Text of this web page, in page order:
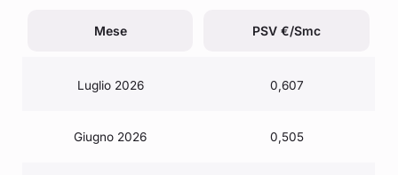
Mese PSV €/Smc
Luglio 2026 0,607
Giugno 2026 0,505